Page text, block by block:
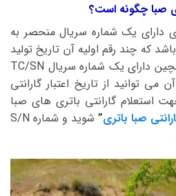
صبا چگونه است؟
دارای یک شماره سریال منحصر به
که چند رقم اولیه آن تاریخ تولید
باتری را نشان می دهد. همچین دارای یک شماره سریال TC/SN
توانید از تاریخ اعتبار گارانتی
گارانتی باتری های صبا
صبا باتری”
شوید و شماره S/N